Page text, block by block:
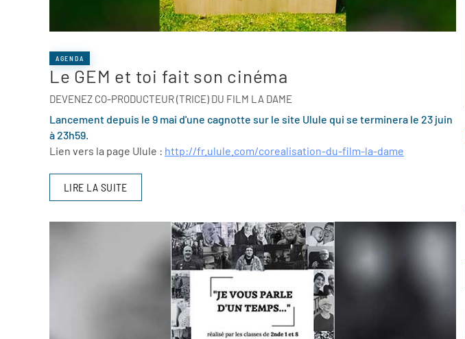
AGENDA
Le GEM et toi fait son cinéma
DEVENEZ CO-PRODUCTEUR (TRICE) DU FILM LA DAME
Lancement depuis le 9 mai d'une cagnotte sur le site Ulule qui se terminera le 23 juin
à 23h59.
Lien vers la page Ulule : http://fr.ulule.com/corealisation-du-film-la-dame
LIRE LA SUITE